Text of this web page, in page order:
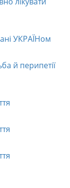
УКРАЇНом
й перипетії